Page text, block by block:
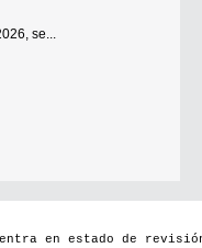
se...
en estado de